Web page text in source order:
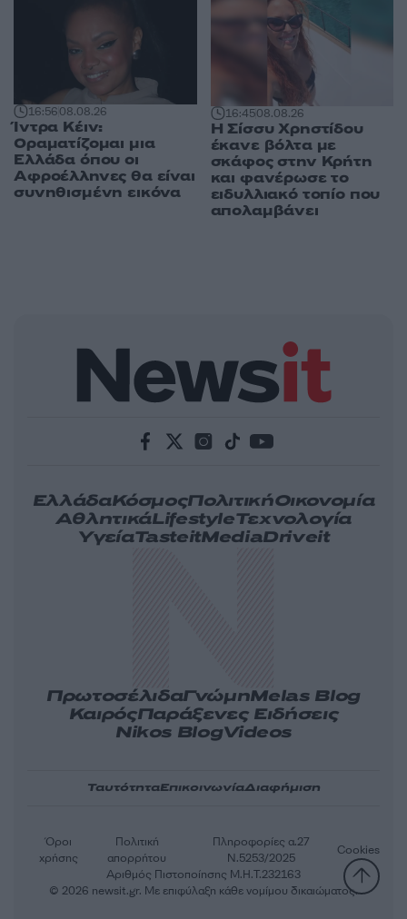
16:5608.08.26
Ίντρα Κέιν:
Οραματίζομαι μια
Ελλάδα όπου οι
Αφροέλληνες θα είναι
συνηθισμένη εικόνα
16:4508.08.26
Η Σίσσυ Χρηστίδου
έκανε βόλτα με
σκάφος στην Κρήτη
και φανέρωσε το
ειδυλλιακό τοπίο που
απολαμβάνει
ΕλλάδαΚόσμοςΠολιτικήΟικονομία
ΑθλητικάLifestyleΤεχνολογία
ΥγείαTasteitMediaDriveit
ΠρωτοσέλιδαΓνώμηMelas Blog
ΚαιρόςΠαράξενες Ειδήσεις
Nikos BlogVideos
ΤαυτότηταΕπικοινωνίαΔιαφήμιση
Αριθμός Πιστοποίησης Μ.Η.Τ.232163
Όροι
χρήσης
Πολιτική
απορρήτου
Πληροφορίες α.27
Ν.5253/2025
Cookies
© 2026 newsit.gr. Με επιφύλαξη κάθε νομίμου δικαιώματος.